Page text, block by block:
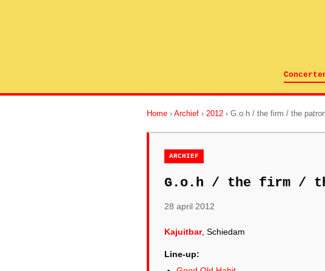
Home › Archief › 2012 › G.o.h / the firm / the
ARCHIEF
G.o.h / the firm /
28 april 2012
Kajuitbar, Schiedam
Line-up: